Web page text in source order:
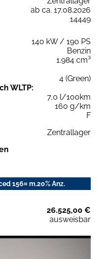
ab ca. 17.08.2026
14449
140 kW / 190 PS
Benzin
1.984 cm³
4 (Green)
WLTP:
7,0 l/100km
160 g/km
F
Zentrallager
156¤ m.20% Anz.
26.525,00 €
ausweisbar